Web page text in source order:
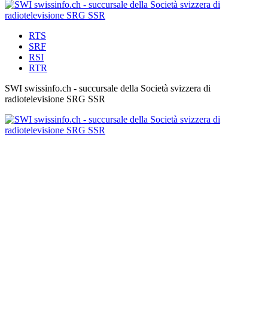
RTS
SRF
RSI
RTR
SWI swissinfo.ch - succursale della Società svizzera di
radiotelevisione SRG SSR